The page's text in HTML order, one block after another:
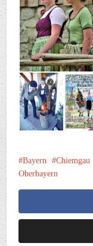
Bayern Chiemgau
Oberbayern